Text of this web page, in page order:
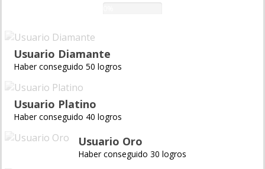
Usuario Diamante
Haber conseguido 50 logros
Usuario Platino
Haber conseguido 40 logros
Usuario Oro
Haber conseguido 30 logros